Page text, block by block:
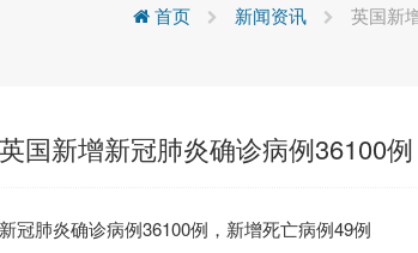
首页 新闻资讯 英国新
英国新增新冠肺炎确诊病例36100
冠肺炎确诊病例36100例，新增死亡病例49例